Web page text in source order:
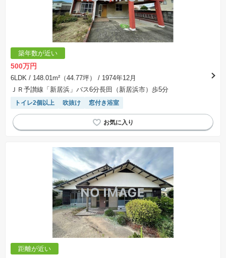
築年数が近い
500万円
6LDK / 148.01m²（44.77坪）
/ 1974年12月
ＪＲ予讃線「新居浜」バス6分長田（新居浜市）歩5分
トイレ2個以上 吹抜け 窓付き浴室
距離が近い